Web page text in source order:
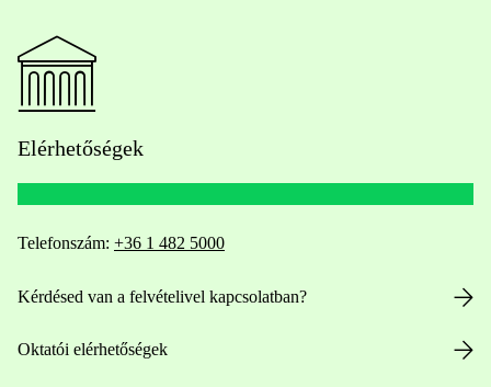
Elérhetőségek
Telefonszám: +36 1 482 5000
Kérdésed van a felvételivel kapcsolatban?
Oktatói elérhetőségek